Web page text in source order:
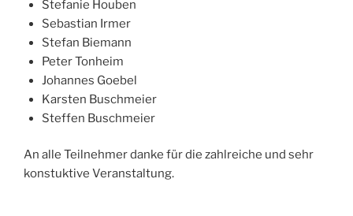
Stefanie Houben
Sebastian Irmer
Stefan Biemann
Peter Tonheim
Johannes Goebel
Karsten Buschmeier
Steffen Buschmeier
An alle Teilnehmer danke für die zahlreiche und sehr
konstuktive Veranstaltung.